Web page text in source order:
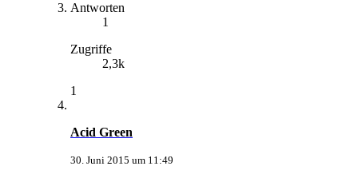
Antworten
1
Zugriffe
2,3k
1
Acid Green
30. Juni 2015 um 11:49